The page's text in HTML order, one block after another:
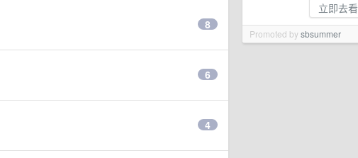
立即去看
Promoted bysbsummer
8
6
4